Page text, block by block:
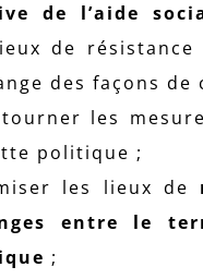
de l’aide
de
des façons
les
politique ;
les lieux de
entre le
;